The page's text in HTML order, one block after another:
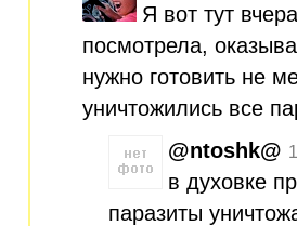
Я вот тут
посмотрела,
нужно готовить не
уничтожились все
@ntoshk@
в духовке
паразиты